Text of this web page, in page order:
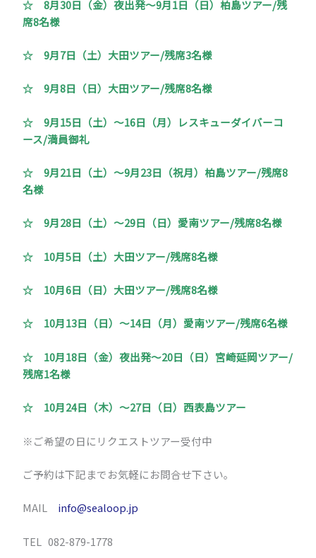
☆ 8月30日（金）夜出発～9月1日（日）柏島ツアー/残
席8名様
☆ 9月7日（土）大田ツアー/残席3名様
☆ 9月8日（日）大田ツアー/残席8名様
☆ 9月15日（土）～16日（月）レスキューダイバーコ
ース/満員御礼
☆ 9月21日（土）～9月23日（祝月）柏島ツアー/残席8
名様
☆ 9月28日（土）～29日（日）愛南ツアー/残席8名様
☆ 10月5日（土）大田ツアー/残席8名様
☆ 10月6日（日）大田ツアー/残席8名様
☆ 10月13日（日）～14日（月）愛南ツアー/残席6名様
☆ 10月18日（金）夜出発～20日（日）宮崎延岡ツアー/
残席1名様
☆ 10月24日（木）～27日（日）西表島ツアー
※ご希望の日にリクエストツアー受付中
ご予約は下記までお気軽にお問合せ下さい。
MAIL info@sealoop.jp
TEL 082-879-1778